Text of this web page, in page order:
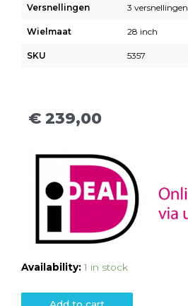
Versnellingen 3 versnellingen
Wielmaat 28 inch
SKU 5357
€ 239,00
Availability: 1 in stock